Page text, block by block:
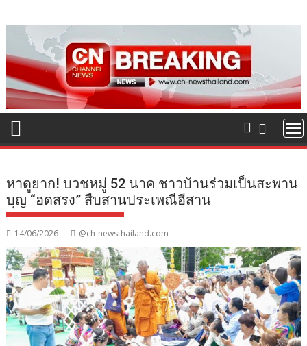
to
content
หาดูยาก! บวชหมู่ 52 นาค ชาวบ้านร่วมเป็นสะพาน
บุญ “ฮดสรง” สืบสานประเพณีอีสาน
14/06/2026 @ch-newsthailand.com